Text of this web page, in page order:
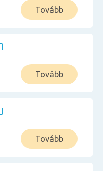
Tovább
Tovább
Tovább